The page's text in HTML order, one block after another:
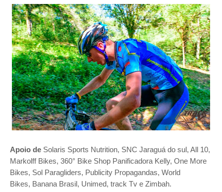
Apoio de Solaris Sports Nutrition, SNC Jaraguá do sul, All 10,
Markolff Bikes, 360° Bike Shop Panificadora Kelly, One More
Bikes, Sol Paragliders, Publicity Propagandas, World
Bikes, Banana Brasil, Unimed, track Tv e Zimbah.